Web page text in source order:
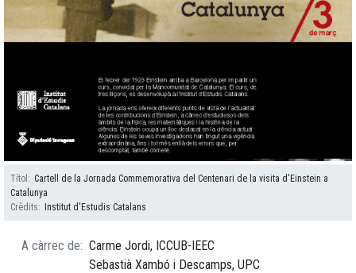
Títol
Cartell de la Jornada Commemorativa del Centenari de la visita d'Einstein a
Catalunya
Crèdits
Institut d'Estudis Catalans
A càrrec de
Carme Jordi, ICCUB-IEEC
Sebastià Xambó i Descamps, UPC